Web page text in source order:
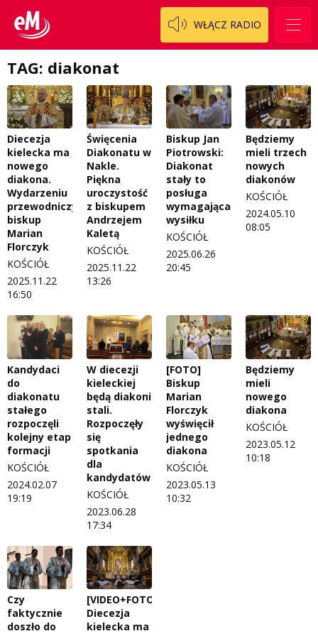
WŁĄCZ RADIO
Pacjent, którego nie zapomnę
Pasjonaci
Piąta strona świata
Prawdę mówiąc
Słowo Dnia
Tak wierzę
Weekend z blondynką
W starych Kielcach
Wszystko w temacie
Regulamin konkursów
Regulamin przesyłania materiałów
Regulamin sklepu internetowego
Regulamin darowizn
Regulamin konkursu Zwierzak naszej klasy
Polityka prywatności
ZNAJDZIESZ NAS TAKŻE NA
TAG: diakonat
Diecezja
kielecka ma
nowego
diakona.
Wydarzeniu
przewodniczył
biskup
Marian
Florczyk
KOŚCIÓŁ
2025.11.22
16:50
Święcenia
Diakonatu w
Nakle.
Piękna
uroczystość
z biskupem
Andrzejem
Kaletą
KOŚCIÓŁ
2025.11.22
13:26
Biskup Jan
Piotrowski:
Diakonat
stały to
posługa
wymagająca
wysiłku
KOŚCIÓŁ
2025.06.26
20:45
Będziemy
mieli trzech
nowych
diakonów
KOŚCIÓŁ
2024.05.10
08:05
Kandydaci
do
diakonatu
stałego
rozpoczęli
kolejny etap
formacji
KOŚCIÓŁ
2024.02.07
19:19
W diecezji
kieleckiej
będą diakoni
stali.
Rozpoczęły
się
spotkania
dla
kandydatów
KOŚCIÓŁ
2023.06.28
17:34
[FOTO]
Biskup
Marian
Florczyk
wyświęcił
jednego
diakona
KOŚCIÓŁ
2023.05.13
10:32
Będziemy
mieli
nowego
diakona
KOŚCIÓŁ
2023.05.12
10:18
Czy
faktycznie
doszło do
[VIDEO+FOTO]
Diecezja
kielecka ma